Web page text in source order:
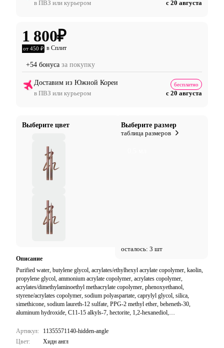
в ПВЗ или курьером
с 20 августа
1 800₽
от 450 ₽ в Сплит
+54 бонуса за покупку
Доставим из Южной Кореи
в ПВЗ или курьером
бесплатно
с 20 августа
Выберите цвет
Выберите размер
таблица размеров
осталось: 3 шт
Описание
Purified water, butylene glycol, acrylates/ethylhexyl acrylate copolymer, kaolin,
propylene glycol, ammonium acrylate copolymer, acrylates copolymer,
acrylates/dimethylaminoethyl methacrylate copolymer, phenoxyethanol,
styrene/acrylates copolymer, sodium polyaspartate, caprylyl glycol, silica,
simethicone, sodium laureth-12 sulfate, PPG-2 methyl ether, beheneth-30,
aluminum hydroxide, C11-15 alkyls-7, hectorite, 1,2-hexanediol,
sulfosuccinate, titanium dioxide, yellow iron oxide, carbon black, red iron oxide
Артикул:
11355571140-hidden-angle
Цвет:
Хидн англ